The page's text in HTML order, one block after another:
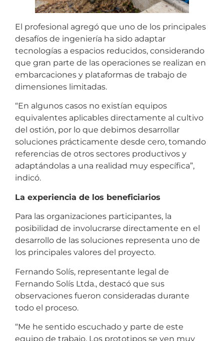
El profesional agregó que uno de los principales
desafíos de ingeniería ha sido adaptar
tecnologías a espacios reducidos, considerando
que gran parte de las operaciones se realizan en
embarcaciones y plataformas de trabajo de
dimensiones limitadas.
“En algunos casos no existían equipos
equivalentes aplicables directamente al cultivo
del ostión, por lo que debimos desarrollar
soluciones prácticamente desde cero, tomando
referencias de otros sectores productivos y
adaptándolas a una realidad muy específica”,
indicó.
La experiencia de los beneficiarios
Para las organizaciones participantes, la
posibilidad de involucrarse directamente en el
desarrollo de las soluciones representa uno de
los principales valores del proyecto.
Fernando Solís, representante legal de
Fernando Solís Ltda., destacó que sus
observaciones fueron consideradas durante
todo el proceso.
“Me he sentido escuchado y parte de este
equipo de trabajo. Los prototipos se ven muy